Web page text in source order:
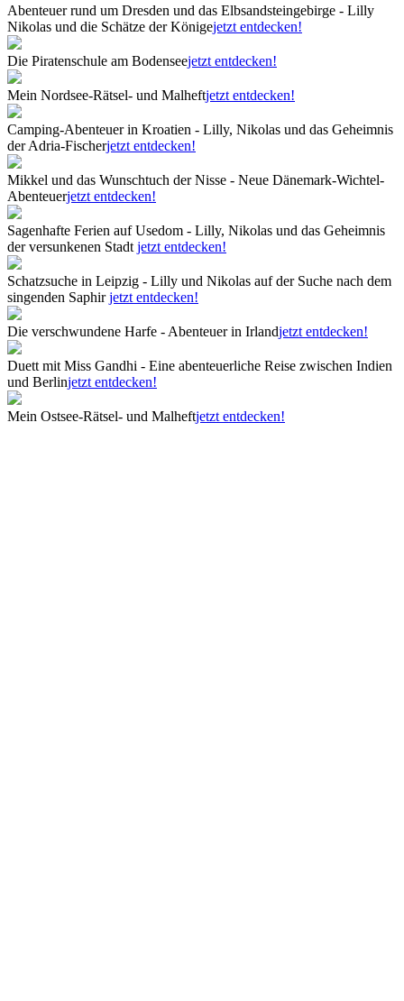
Abenteuer rund um Dresden und das Elbsandsteingebirge - Lilly
Nikolas und die Schätze der Königejetzt entdecken!
Die Piratenschule am Bodenseejetzt entdecken!
Mein Nordsee-Rätsel- und Malheftjetzt entdecken!
Camping-Abenteuer in Kroatien - Lilly, Nikolas und das Geheimnis
der Adria-Fischerjetzt entdecken!
Mikkel und das Wunschtuch der Nisse - Neue Dänemark-Wichtel-
Abenteuerjetzt entdecken!
Sagenhafte Ferien auf Usedom - Lilly, Nikolas und das Geheimnis
der versunkenen Stadt jetzt entdecken!
Schatzsuche in Leipzig - Lilly und Nikolas auf der Suche nach dem
singenden Saphirjetzt entdecken!
Die verschwundene Harfe - Abenteuer in Irlandjetzt entdecken!
Duett mit Miss Gandhi - Eine abenteuerliche Reise zwischen Indien
und Berlinjetzt entdecken!
Mein Ostsee-Rätsel- und Malheftjetzt entdecken!